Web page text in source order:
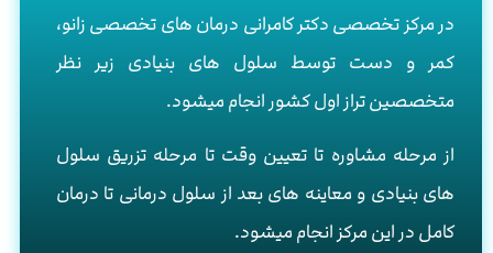
در مرکز تخصصی دکتر کامرانی درمان های تخصصی زانو،
کمر و دست توسط سلول های بنیادی زیر نظر
متخصصین تراز اول کشور انجام میشود.
از مرحله مشاوره تا تعیین وقت تا مرحله تزریق سلول
های بنیادی و معاینه های بعد از سلول درمانی تا درمان
کامل در این مرکز انجام میشود.